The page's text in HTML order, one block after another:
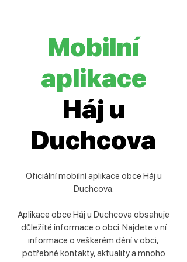
Mobilní
aplikace
Háj u
Duchcova
Oficiální mobilní aplikace obce Háj u
Duchcova.
Aplikace obce Háj u Duchcova obsahuje
důležité informace o obci. Najdete v ní
informace o veškerém dění v obci,
potřebné kontakty, aktuality a mnoho